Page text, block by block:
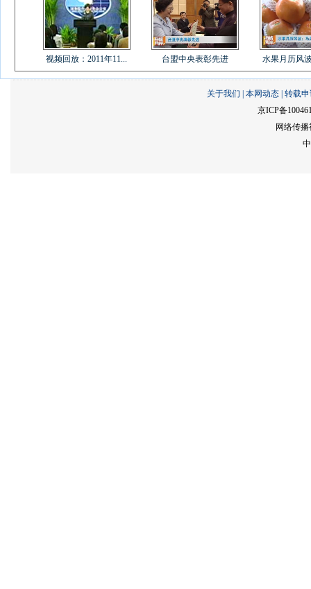
视频回放：2011年11... 台盟中央表彰先进 水果月历风
关于我们 本网动态 转载
京ICP备
网络传